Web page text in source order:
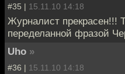
#35 | 15.11.10 14:18
Журналист прекрасен!!!
переделанной фразой
Uho »
#36 | 15.11.10 14:18